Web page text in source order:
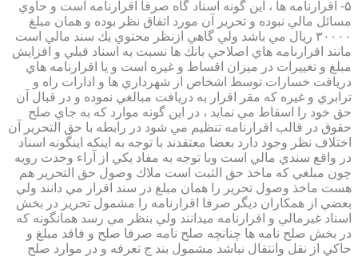
۵- اقرارنامه ها ، اين گونه اسناد گاه صرفا اقرارنامه است و حاوي
مسائل مالي نبوده و تحرير آن مورد اتفاق نظر بوده و همان مبلغ
۳۰۰۰۰ ريال مي باشد ولي گاهي ازنظر محتوي يك سند مالي است
مانند اقرارنامه هاي اصلاحي بانك ها نسبت به اسناد قبلي و افزايش
مبلغ و تغييرات در ميزان اقساط و غيره است و يا اقرارنامه هاي
دريافت خسارات توسط اشخاص از شهرداري ها و ادارات راه و
ترابري و غيره كه مقر اقرار به دريافت مبالغي نموده و در قبال آن
حق خود را اسقاط مي نمايد ، در اين گونه موارد كه به جاي صلح
حقوق در قالب اقرارنامه تنظيم مي شود در رابطه با حق التحرير آن
اختلاف نظر وجود دارد بعضا معتقدند با توجه به اينكه اينگونه اسناد
در واقع سندي مالي است وبا توجه به مفاد يكي از آراء وحدت رويه
چون مبلغي كه ماخذ حق الثبت است ملاك وصول حق التحرير هم
هست ماخذ وصول تحرير را همان مبلغ در سند اقرار مي دانند ولي
بعضي از همكاران ديگر صرفا اقرارنامه را مشمول تحرير در بخش
اسناد غيرمالي و اقرارنامه ميدانند ولي بنظر مي رسد همانگونه كه
در بخش صلح نامه ها چنانچه صلح نامه صرفا صلح و فاقد مبلغ و
حاكي از نقل وانتقال نباشد مشمول بند ج تعرفه و در موارد صلح